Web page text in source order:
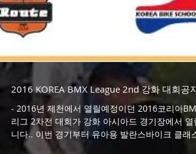
2016 KOREA BMX League 2nd 강화 대회공지
- 2016년 제천에서 열릴예정이던 2016코리아BMX